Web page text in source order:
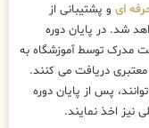
ای و پشتیبانی از
شد. در پایان دوره
مدرک توسط آموزشگاه به
دریافت می کنند.
پس از پایان دوره
نیز اخذ نمایند.